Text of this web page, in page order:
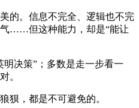
的。信息不完全、逻辑也不完
……但这种能力，却是“能让
决策”；多数是走一步看一
。
狈，都是不可避免的。